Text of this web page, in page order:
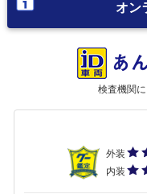
オン
検査機関
外装
内装